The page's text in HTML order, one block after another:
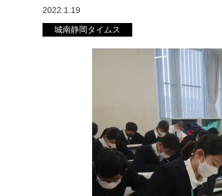
2022.1.19
城南静岡タイムス